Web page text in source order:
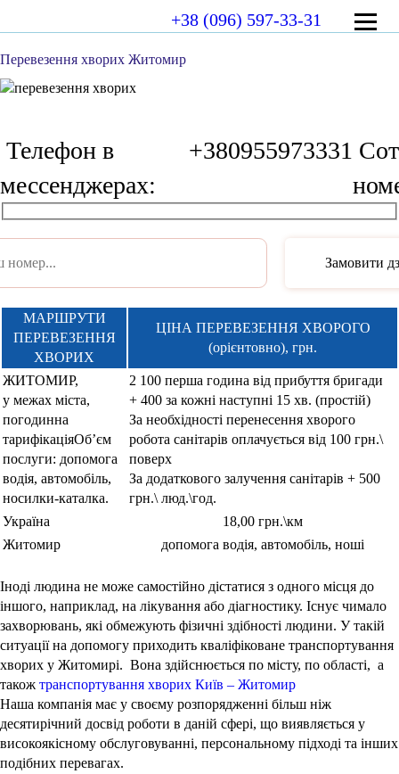
+38 (096) 597-33-31
Перевезення хворих Житомир
Телефон в
мессенджерах:
+380955973331
МАРШРУТИ
ПЕРЕВЕЗЕННЯ
ХВОРИХ
ЦІНА ПЕРЕВЕЗЕННЯ ХВОРОГО
(орієнтовно), грн.
ЖИТОМИР,
у межах міста,
погодинна
тарифікаціяОб’єм
послуги: допомога
водія, автомобіль,
носилки-каталка.
2 100 перша година від прибуття бригади
+ 400 за кожні наступні 15 хв. (простій)
За необхідності перенесення хворого
робота санітарів оплачується від 100 грн.\
поверх
За додаткового залучення санітарів + 500
грн.\ люд.\год.
Україна
18,00 грн.\км
Житомир
допомога водія, автомобіль, ноші
Іноді людина не може самостійно дістатися з одного місця до
іншого, наприклад, на лікування або діагностику. Існує чимало
захворювань, які обмежують фізичні здібності людини. У такій
ситуації на допомогу приходить кваліфіковане транспортування
хворих у Житомирі. Вона здійснюється по місту, по області, а
також транспортування хворих Київ – Житомир
Наша компанія має у своєму розпорядженні більш ніж
десятирічний досвід роботи в даній сфері, що виявляється у
високоякісному обслуговуванні, персональному підході та інших
подібних перевагах.